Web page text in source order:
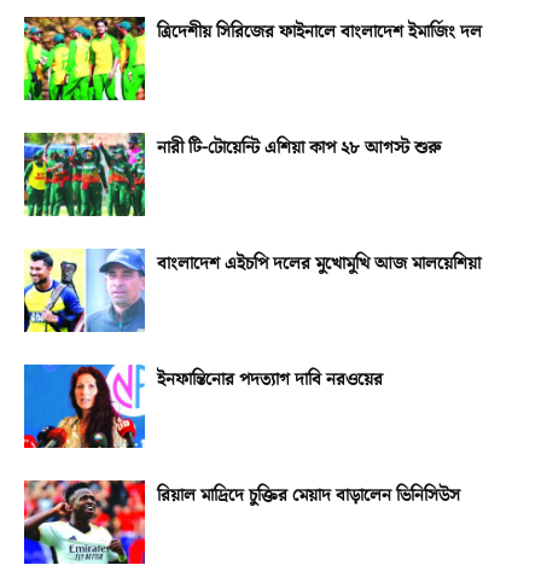
ত্রিদেশীয় সিরিজের ফাইনালে বাংলাদেশ ইমার্জিং দল
নারী টি-টোয়েন্টি এশিয়া কাপ ২৮ আগস্ট শুরু
বাংলাদেশ এইচপি দলের মুখোমুখি আজ মালয়েশিয়া
ইনফান্তিনোর পদত্যাগ দাবি নরওয়ের
রিয়াল মাদ্রিদে চুক্তির মেয়াদ বাড়ালেন ভিনিসিউস